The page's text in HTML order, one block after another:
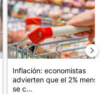
Inflación: economistas
advierten que el 2% mensual
se c...